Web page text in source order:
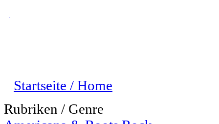
Startseite / Home
Rubriken / Genre